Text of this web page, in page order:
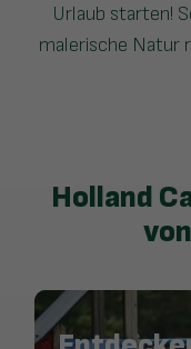
Urlaub starten!
malerische Natur
Holland